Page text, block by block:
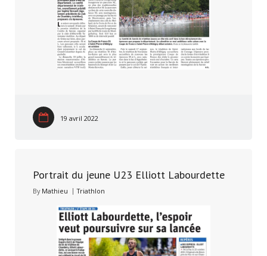
19 avril 2022
Portrait du jeune U23 Elliott Labourdette
By Mathieu Triathlon